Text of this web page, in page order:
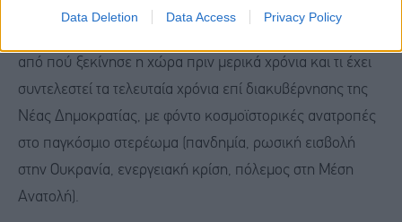
Data Deletion Data Access Privacy Policy
αρχηγών των κομμάτων της αντιπολίτευσης, ήταν το
από πού ξεκίνησε η χώρα πριν μερικά χρόνια και τι έχει
συντελεστεί τα τελευταία χρόνια επί διακυβέρνησης της
Νέας Δημοκρατίας, με φόντο κοσμοϊστορικές ανατροπές
στο παγκόσμιο στερέωμα (πανδημία, ρωσική εισβολή
στην Ουκρανία, ενεργειακή κρίση, πόλεμος στη Μέση
Ανατολή).